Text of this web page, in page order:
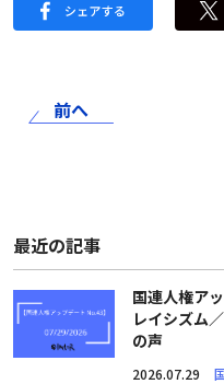
前へ
最近の記事
国連人権ア
レイシズム
の声
2026.07.29